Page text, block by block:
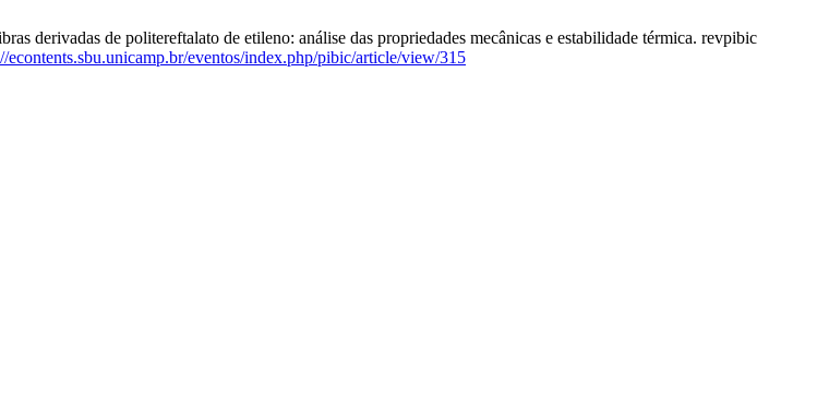
derivadas de politereftalato de etileno: análise das propriedades mecânicas e estabilidade térmica. revpibic
econtents.sbu.unicamp.br/eventos/index.php/pibic/article/view/315